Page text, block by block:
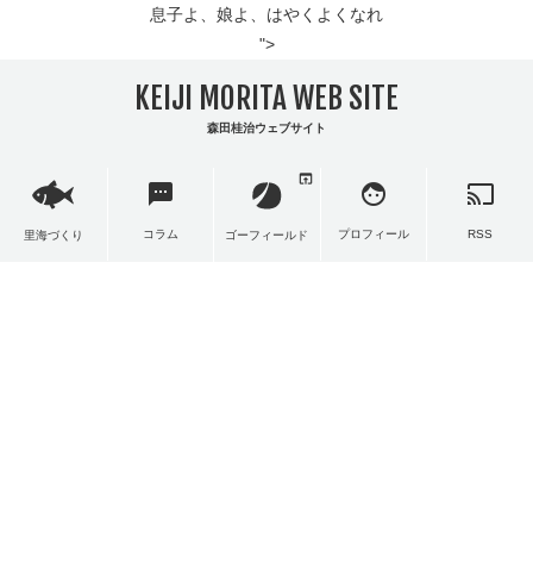
息子よ、娘よ、はやくよくなれ
">
KEIJI MORITA WEB SITE
森田桂治ウェブサイト
里海づくり
sms
コラム ゴーフィールド
open_in_browser
face
プロフィール
cast
RSS